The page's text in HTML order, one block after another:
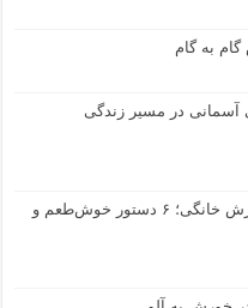
به گام
آسمانی در مسیر زندگی
طرز تهیه مربای لیموترش خانگی؛ ۶ دستور خوش‌طعم و